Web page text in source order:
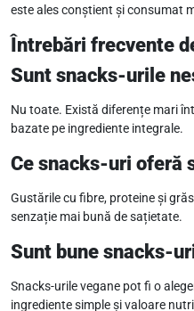
este ales conștient și consumat
Întrebări frecvente
Sunt snacks-urile
Nu toate. Există diferențe mari
bazate pe ingrediente integrale.
Ce snacks-uri oferă
Gustările cu fibre, proteine și
senzație mai bună de sațietate.
Sunt bune snacks-
Snacks-urile vegane pot fi o
ingrediente simple și valoare